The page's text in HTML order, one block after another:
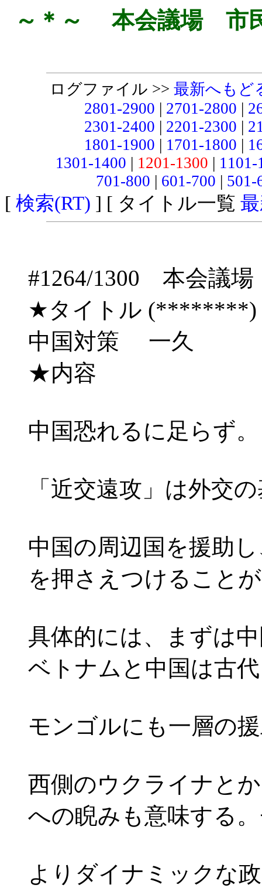
～＊～ 本会議場 市
ログファイル >> 最新へもど
2801-2900 | 2701-2800 |
2301-2400 | 2201-2300 |
1801-1900 | 1701-1800 |
1301-1400 | 1201-1300 |
701-800 | 601-700 |
[ 検索(RT) ] [ タイトル一覧
#1264/1300 本会議
★タイトル (********)
中国対策 一久
★内容
中国恐れるに足らず
「近交遠攻」は外交
中国の周辺国を援助
を押さえつけること
具体的には、まずは
ベトナムと中国は古
モンゴルにも一層の
西側のウクライナと
への睨みも意味する
よりダイナミックな